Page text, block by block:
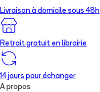
Livraison à domicile sous 48h
Retrait gratuit en librairie
14 jours pour échanger
A propos